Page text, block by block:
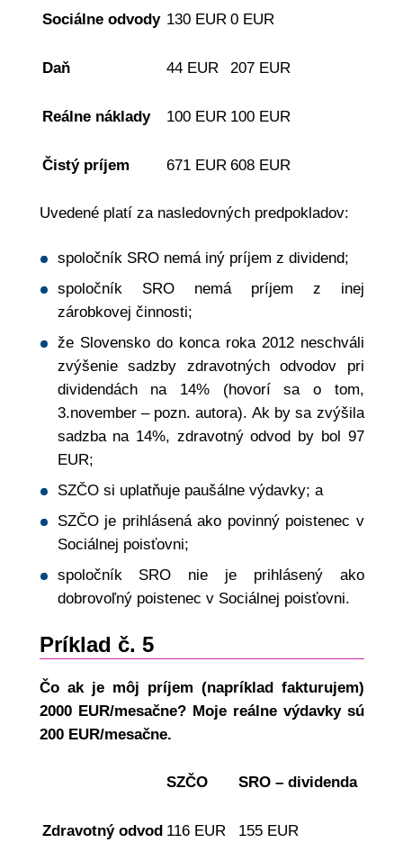
Sociálne odvody 130 EUR 0 EUR
Daň 44 EUR 207 EUR
Reálne náklady 100 EUR 100 EUR
Čistý príjem 671 EUR 608 EUR
Uvedené platí za nasledovných predpokladov:
spoločník SRO nemá iný príjem z dividend;
spoločník SRO nemá príjem z inej
zárobkovej činnosti;
že Slovensko do konca roka 2012 neschváli
zvýšenie sadzby zdravotných odvodov pri
dividendách na 14% (hovorí sa o tom,
3.november – pozn. autora). Ak by sa zvýšila
sadzba na 14%, zdravotný odvod by bol 97
EUR;
SZČO si uplatňuje paušálne výdavky; a
SZČO je prihlásená ako povinný poistenec v
Sociálnej poisťovni;
spoločník SRO nie je prihlásený ako
dobrovoľný poistenec v Sociálnej poisťovni.
Príklad č. 5
Čo ak je môj príjem (napríklad fakturujem)
2000 EUR/mesačne? Moje reálne výdavky sú
200 EUR/mesačne.
SZČO SRO – dividenda
Zdravotný odvod 116 EUR 155 EUR